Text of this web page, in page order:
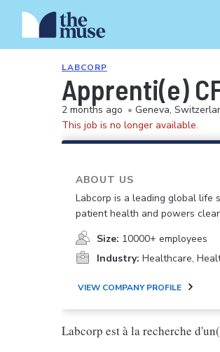
LABCORP
Apprenti(e)
2 months ago • Geneva,
This job is no longer available.
ABOUT US
Labcorp is a leading global life
patient health and powers
Size: 10000+ employees
Industry: Healthcare,
VIEW COMPANY PROFILE
Labcorp est à la recherche